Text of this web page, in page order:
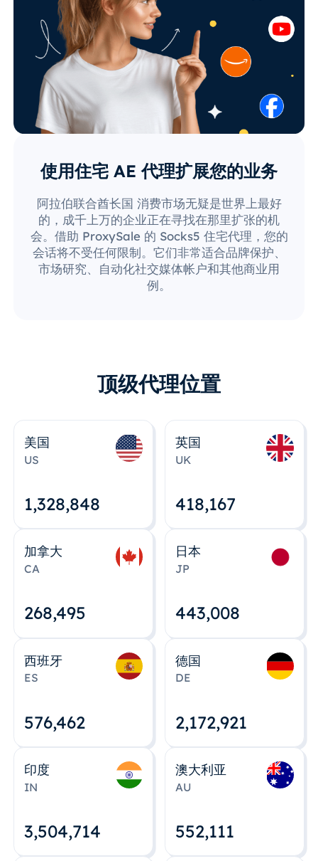
使用住宅 AE 代理扩展您的业务
阿拉伯联合酋长国 消费市场无疑是世界上最好
的，成千上万的企业正在寻找在那里扩张的机
会。借助 ProxySale 的 Socks5 住宅代理，您的
会话将不受任何限制。它们非常适合品牌保护、
市场研究、自动化社交媒体帐户和其他商业用
例。
顶级代理位置
美国
US
1,328,848
英国
UK
418,167
加拿大
CA
268,495
日本
JP
443,008
西班牙
ES
576,463
德国
DE
2,172,922
印度
IN
3,504,715
澳大利亚
AU
552,112